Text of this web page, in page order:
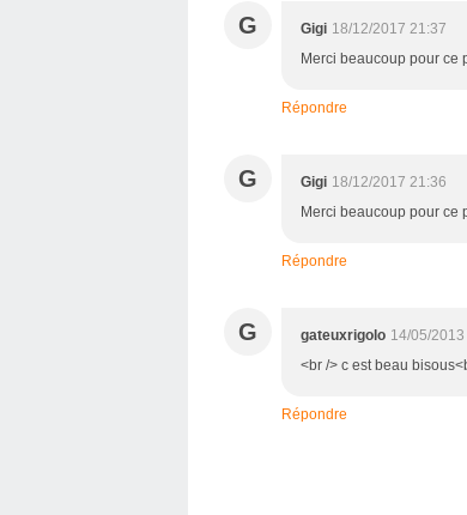
G Gigi 18/12/2017 21:37
Merci beaucoup pour ce
Répondre
G Gigi 18/12/2017 21:36
Merci beaucoup pour ce
Répondre
G gateuxrigolo 14/05/
<br /> c est beau
Répondre